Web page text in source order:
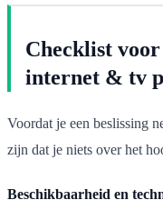
Checklist voor
internet & tv
Voordat je een beslissing
zijn dat je niets over het
Beschikbaarheid en